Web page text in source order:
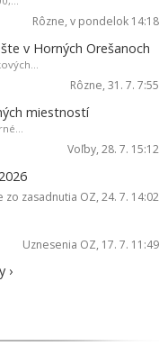
Rôzne, v pondelok 14:18
v Horných Orešanoch
Rôzne, 31. 7. 7:55
miestností
Voľby, 28. 7. 15:12
zo zasadnutia OZ, 24. 7. 14:02
Uznesenia OZ, 17. 7. 11:49
›